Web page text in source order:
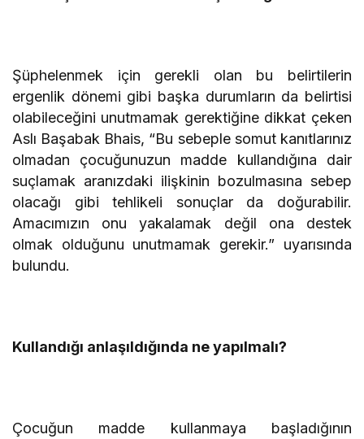
Şüphelenmek için gerekli olan bu belirtilerin
ergenlik dönemi gibi başka durumların da belirtisi
olabileceğini unutmamak gerektiğine dikkat çeken
Aslı Başabak Bhais, “Bu sebeple somut kanıtlarınız
olmadan çocuğunuzun madde kullandığına dair
suçlamak aranızdaki ilişkinin bozulmasına sebep
olacağı gibi tehlikeli sonuçlar da doğurabilir.
Amacımızın onu yakalamak değil ona destek
olmak olduğunu unutmamak gerekir.” uyarısında
bulundu.
Kullandığı anlaşıldığında ne yapılmalı?
Çocuğun madde kullanmaya başladığının